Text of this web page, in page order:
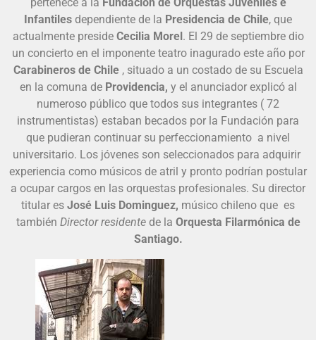
Infantiles dependiente de la Presidencia de Chile, que
actualmente preside Cecilia Morel. El 29 de septiembre dio
un concierto en el imponente teatro inagurado este año por
Carabineros de Chile, situado a un costado de su Escuela
en la comuna de Providencia, y el anunciador explicó al
numeroso público que todos sus integrantes ( 72
instrumentistas) estaban becados por la Fundación para
que pudieran continuar su perfeccionamiento a nivel
universitario. Los jóvenes son seleccionados para adquirir
experiencia como músicos de atril y pronto podrían postular
a ocupar cargos en las orquestas profesionales. Su director
titular es José Luis Dominguez, músico chileno que es
también Director residentede la Orquesta Filarmónica de
Santiago.